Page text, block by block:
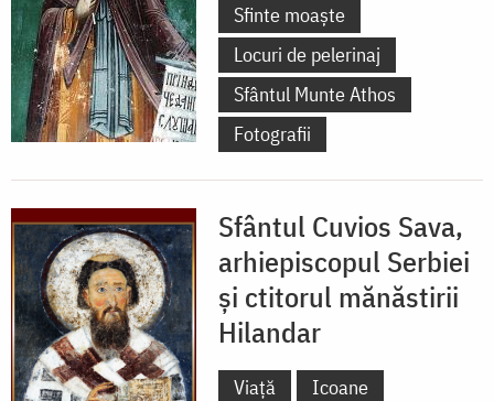
Sfinte moaște
Locuri de pelerinaj
Sfântul Munte Athos
Fotografii
Sfântul Cuvios Sava,
arhiepiscopul Serbiei
și ctitorul mănăstirii
Hilandar
Viață
Icoane